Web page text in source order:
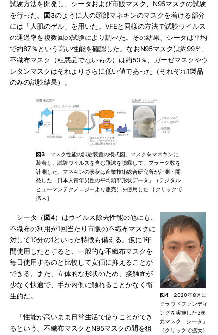
試験方法を開発し、シータおよび市販マスク、N95マスクの試験
を行った。
図3のように人の頭部マネキンのマスクを着ける部分
には「人肌のゲル」を用いた。VFEと同様の方法で試験ウイルス
の通過率を複数回の試験により調べた。その結果、シータは平均
で約87％という高い性能を確認した。なおN95マスクは約99％、
不織布マスク（粗悪品でないもの）は約50％、ガーゼマスクやウ
レタンマスクはそれよりさらに低い値であった（それぞれ1製品
のみの試験結果）。
図3 マスク性能の試験装置の模式図。マスクをマネキンに
装着し、試験ウイルスを含む飛沫を噴霧して、プラーク数を
計測した。マネキンの形状は産業技術総合研究所が計測・開
発した「日本人青年男性の平均頭部形状データ」（デジタル
ヒューマンテクノロジーより販売）を使用した ［クリックで
拡大］
図4 2020年8月に
クラウドファンディ
ングを実施した3次
元マスク「シータ」
［クリックで拡大］
シータ（ 図4）はウイルス除去性能の他にも、
不織布の利用が1回当たり市販の不織布マスクに
対して10分の1といった特徴も備える。仮に1年
間使用したとすると、一般的な不織布マスクを
毎日使用するのと比較して安価に抑えることが
できる。また、立体的な形状のため、接触面が
少なく快適で、手が内側に触れることがなく衛
生的だ。
「性能が高いまま日常生活で使うことができ
るという、不織布マスクとN95マスクの間を狙